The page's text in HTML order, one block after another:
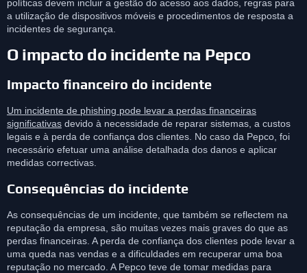
políticas devem incluir a gestão do acesso aos dados, regras para
a utilização de dispositivos móveis e procedimentos de resposta a
incidentes de segurança.
O impacto do incidente na Pepco
Impacto financeiro do incidente
Um incidente de phishing pode levar a perdas financeiras
significativas devido à necessidade de reparar sistemas, a custos
legais e à perda de confiança dos clientes. No caso da Pepco, foi
necessário efetuar uma análise detalhada dos danos e aplicar
medidas correctivas.
Consequências do incidente
As consequências de um incidente, que também se reflectem na
reputação da empresa, são muitas vezes mais graves do que as
perdas financeiras. A perda de confiança dos clientes pode levar a
uma queda nas vendas e a dificuldades em recuperar uma boa
reputação no mercado. A Pepco teve de tomar medidas para